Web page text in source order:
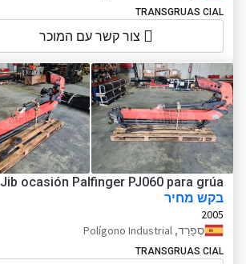
TRANSGRUAS CIAL
צור קשר עם המוכר
Jib ocasión Palfinger PJ060 para grúa
בקש מחיר
2005
סְפָרַד, Polígono Industrial
TRANSGRUAS CIAL